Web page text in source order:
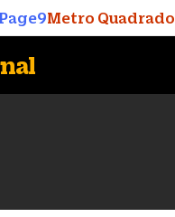
Page9Metro Quadrado